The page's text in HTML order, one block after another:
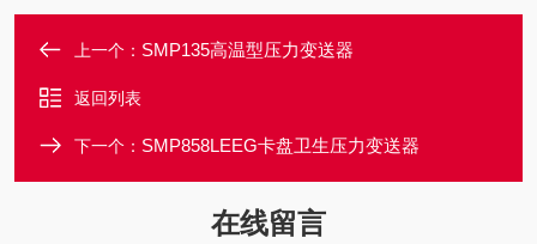
上一个： SMP135高温型压力变送器
返回列表
下一个： SMP858LEEG卡盘卫生压力变送器
在线留言